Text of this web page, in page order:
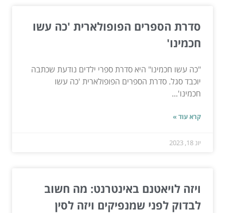
סדרת הספרים הפופולארית 'כה עשו
חכמינו'
"כה עשו חכמינו" היא סדרת ספרי ילדים נודעת שכתבה
יוכבד סגל. סדרת הספרים הפופולארית 'כה עשו
חכמינו'...
קרא עוד »
יונ 18, 2023
ויזה לויאטנם באינטרנט: מה חשוב
לבדוק לפני שמנפיקים ויזה לסין